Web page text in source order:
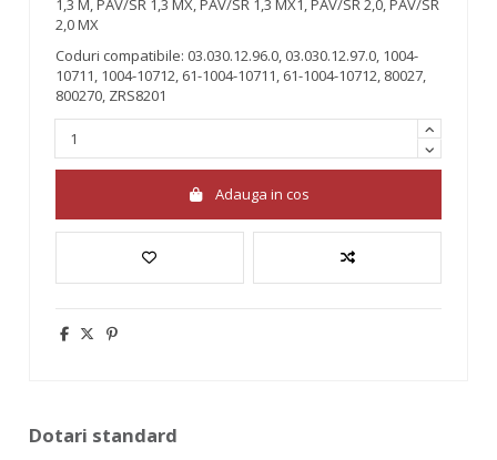
1,3 M, PAV/SR 1,3 MX, PAV/SR 1,3 MX1, PAV/SR 2,0, PAV/SR
2,0 MX
Coduri compatibile: 03.030.12.96.0, 03.030.12.97.0, 1004-
10711, 1004-10712, 61-1004-10711, 61-1004-10712, 80027,
800270, ZRS8201
Adauga in cos
Dotari standard